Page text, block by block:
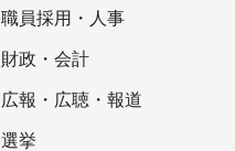
職員採用・人事
財政・会計
広報・広聴・報道
選挙